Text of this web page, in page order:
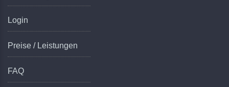
Login
Preise / Leistungen
FAQ